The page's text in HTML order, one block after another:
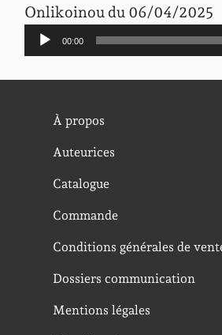
Onlikoinou du 06/04/2025
Lecteur
audio
00:00
À propos
Auteurices
Catalogue
Commande
Conditions générales de
Dossiers communication
Mentions légales